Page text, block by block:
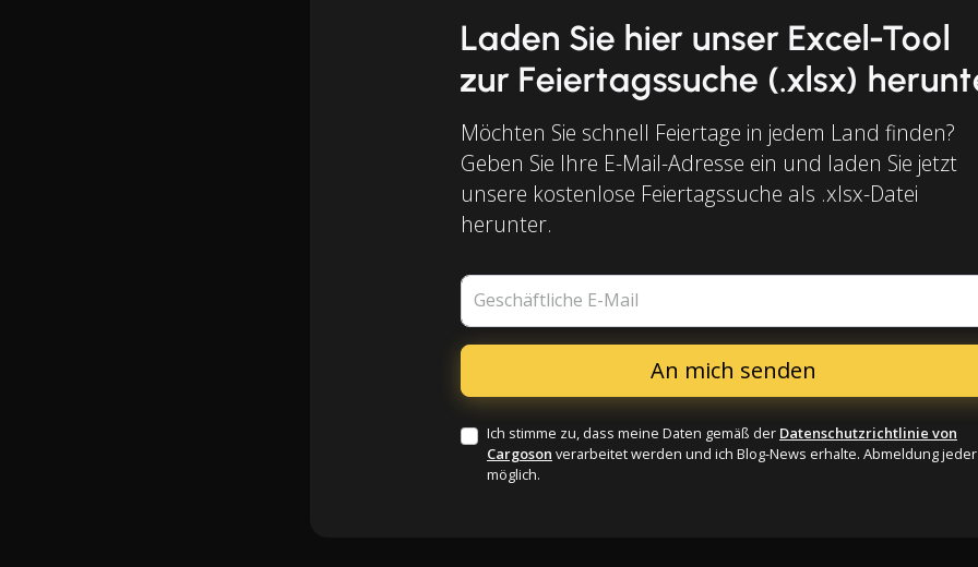
Laden Sie hier unser Excel-Tool
zur Feiertagssuche (.xlsx)
Möchten Sie schnell Feiertage in jedem Land finden?
Geben Sie Ihre E-Mail-Adresse ein und laden Sie jetzt
unsere kostenlose Feiertagssuche als .xlsx-Datei
herunter.
Geschäftliche E-Mail
Ich stimme zu, dass meine Daten gemäß der Datenschutzrichtlinie von
Cargoson verarbeitet werden und ich Blog-News erhalte. Abmeldung
möglich.